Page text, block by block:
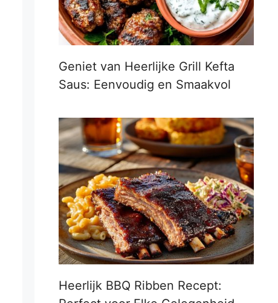
Geniet van Heerlijke Grill Kefta
Saus: Eenvoudig en Smaakvol
Heerlijk BBQ Ribben Recept: